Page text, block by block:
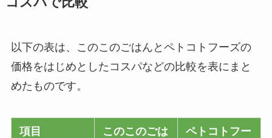
以下の表は、このこのごはんとペトコトフーズの
価格をはじめとしたコスパなどの比較を表にまと
めたものです。
項目
このこのごは
ペトコトフー